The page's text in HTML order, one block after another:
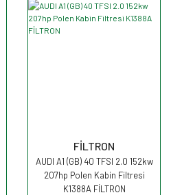
FİLTRON
AUDI A1 (GB) 40 TFSI 2.0 152kw
207hp Polen Kabin Filtresi
K1388A FİLTRON